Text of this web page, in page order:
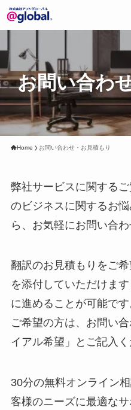
お問い合わ
Home お問い合わせ・お見積もり
弊社サービスに関する
のビジネスに関するお
ら、お気軽にお問い合わ
翻訳のお見積もりをご
を添付していただけま
に進めることが可能で
ご希望の方は、お問い
イアル希望」とご記入く
30分の無料オンライン
客様のニーズに最適な